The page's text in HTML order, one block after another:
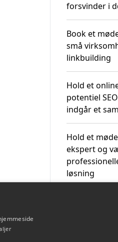
forsvinder i
Book et
små
linkbuilding
Hold et
potentiel
indgår et
Hold et
ekspert og
løsning